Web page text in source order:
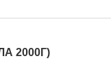
2000Г)